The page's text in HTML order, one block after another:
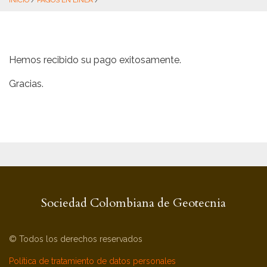
Hemos recibido su pago exitosamente.
Gracias.
Sociedad Colombiana de Geotecnia
© Todos los derechos reservados
Política de tratamiento de datos personales